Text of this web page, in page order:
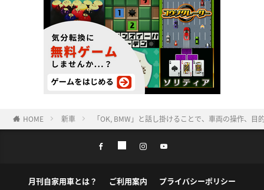
HOME 新車 「OK, BMW」と話し掛けることで、車両の操作、
月刊自家用車とは？ ご利用案内
プライバシーポリシー